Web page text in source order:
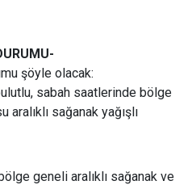
şöyle olacak:
sabah saatlerinde bölge
sağanak yağışlı
geneli aralıklı sağanak ve